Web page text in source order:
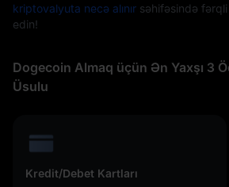
kriptovalyuta necə alınır səhifəsində fərqli
edin!
Dogecoin Almaq üçün Ən Yaxşı 3
Üsulu
Kredit/Debet Kartları